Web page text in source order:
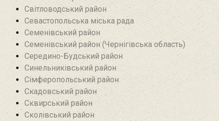
Світловодський район
Севастопольська міська рада
Семенівський район
Семенівський район (Чернігівська область)
Середино-Будський район
Синельниківський район
Сімферопольський район
Скадовський район
Сквирський район
Сколівський район